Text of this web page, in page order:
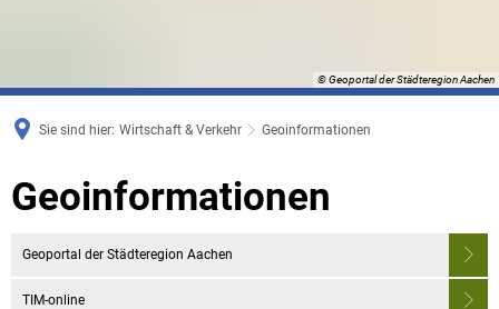
© Geoportal der Städteregion Aachen
Sie sind hier: Wirtschaft & Verkehr Geoinformationen
Geoinformationen
Geoinformationen
Geoportal der Städteregion Aachen
TIM-online